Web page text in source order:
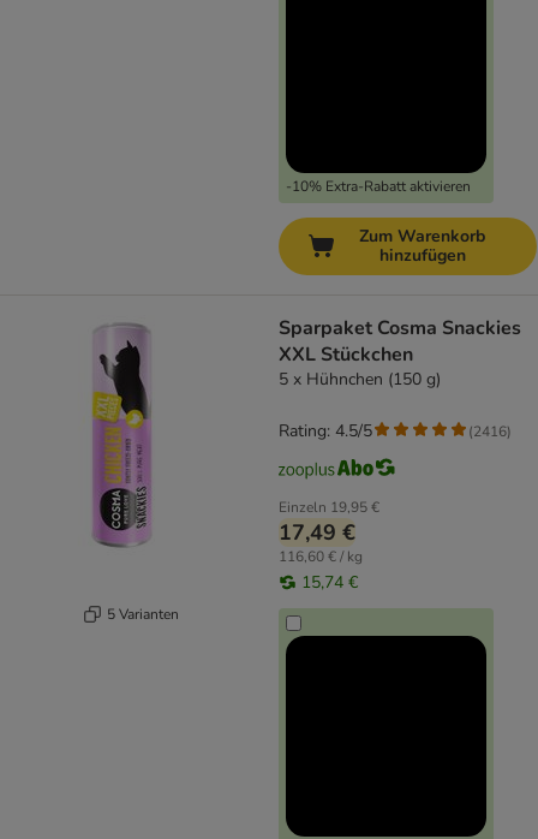
-10% Extra-Rabatt aktivieren
Zum Warenkorb
hinzufügen
5 Varianten
Sparpaket Cosma Snackies
XXL Stückchen
5 x Hühnchen (150 g)
Einzeln 19,95 €
17,49 €
116,60 € / kg
15,74 €
Rating: 4.5/5 (2416)